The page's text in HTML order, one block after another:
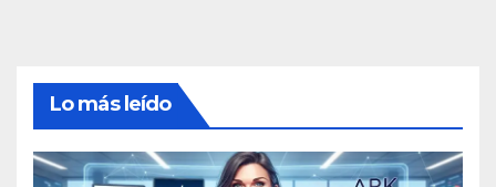
Lo más leído